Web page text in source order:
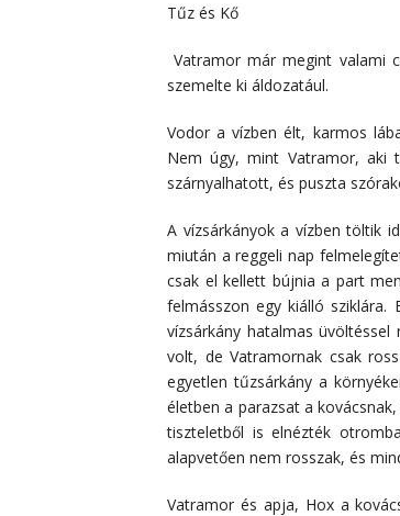
Tűz és Kő
Vatramor már megint valami
szemelte ki áldozatául.
Vodor a vízben élt, karmos
Nem úgy, mint Vatramor, aki
szárnyalhatott, és puszta
A vízsárkányok a vízben töltik
miután a reggeli nap
csak el kellett bújnia a part
felmásszon egy kiálló
vízsárkány hatalmas
volt, de Vatramornak csak
egyetlen tűzsárkány a
életben a parazsat a
tiszteletből is elnézték
alapvetően nem rosszak, és
Vatramor és apja, Hox a